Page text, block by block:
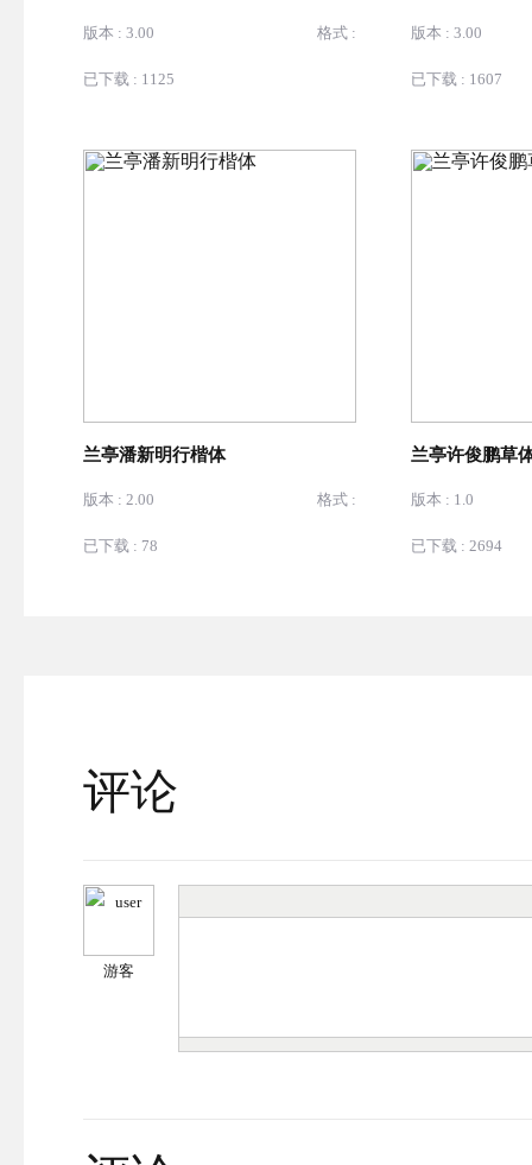
版本 : 3.00 格式 :
已下载 : 1125
版本 : 3.00
已下载 : 1607
兰亭潘新明行楷体
版本 : 2.00 格式 :
已下载 : 78
兰亭许俊鹏草
版本 : 1.0
已下载 : 2694
评论
游客